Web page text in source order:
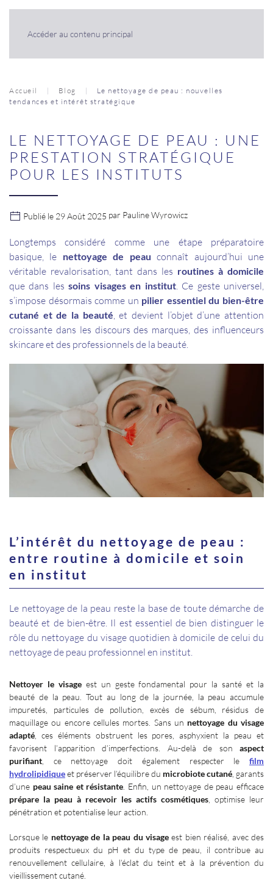
Accéder au contenu principal
Accueil Blog
Le nettoyage de peau : nouvelles
tendances et intérêt stratégique
LE NETTOYAGE DE PEAU : UNE
PRESTATION STRATÉGIQUE
POUR LES INSTITUTS
Publié le 29 Août 2025 par Pauline Wyrowicz
Longtemps considéré comme une étape préparatoire
basique, le nettoyage de peau connaît aujourd’hui une
véritable revalorisation, tant dans les routines à domicile
que dans lessoins visages en institut. Ce geste universel,
s’impose désormais comme un pilier essentiel du bien-être
cutané et de la beauté, et devient l’objet d’une attention
croissante dans les discours des marques, des influenceurs
skincare et des professionnels de la beauté.
L’intérêt du nettoyage de peau :
entre routine à domicile et soin
en institut
Le nettoyage de la peau reste la base de toute démarche de
beauté et de bien-être. Il est essentiel de bien distinguer le
rôle du nettoyage du visage quotidien à domicile de celui du
nettoyage de peau professionnel en institut.
Nettoyer le visageest un geste fondamental pour la santé et la
beauté de la peau. Tout au long de la journée, la peau accumule
impuretés, particules de pollution, excès de sébum, résidus de
maquillage ou encore cellules mortes. Sans un nettoyage du visage
adapté , ces éléments obstruent les pores, asphyxient la peau et
favorisent l’apparition d’imperfections. Au-delà de son aspect
purifiant , ce nettoyage doit également respecter le film
hydrolipidiqueet préserver l’équilibre du microbiote cutané , garants
d’une peau saine et résistante . Enfin, un nettoyage de peau efficace
prépare la peau à recevoir les actifs cosmétiques , optimise leur
pénétration et potentialise leur action.
Lorsque le nettoyage de la peau du visageest bien réalisé, avec des
produits respectueux du pH et du type de peau, il contribue au
renouvellement cellulaire, à l’éclat du teint et à la prévention du
vieillissement cutané.